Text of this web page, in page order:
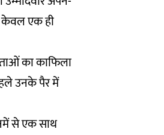
केवल एक ही
का काफिला
उनके पैर में
से एक साथ